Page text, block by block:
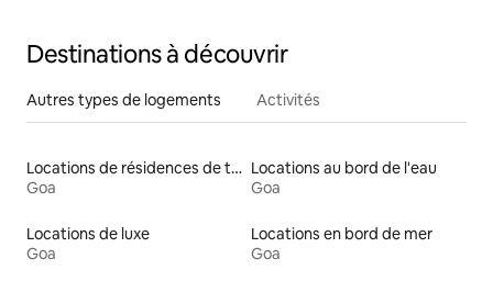
Destinations à découvrir
Autres types de logements Activités
Locations de résidences de tourisme
Goa
Locations au bord de l'eau
Goa
Locations de luxe
Goa
Locations en bord de mer
Goa